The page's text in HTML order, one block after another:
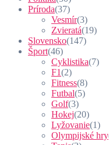
Príroda(37)
Vesmír(3)
Zvieratá(19)
Slovensko(147)
Šport(46)
Cyklistika(7)
F1(2)
Fitness(8)
Futbal(5)
Golf(3)
Hokej(20)
Lyžovanie(1)
Olympijské hry